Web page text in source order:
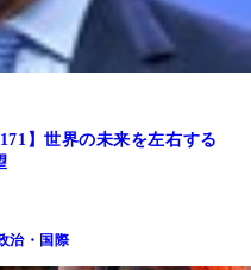
】世界の未来を左右する
治・国際